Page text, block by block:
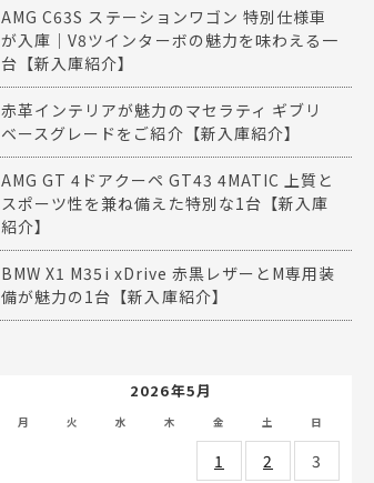
AMG C63S ステーションワゴン 特別仕様車
が入庫｜V8ツインターボの魅力を味わえる一
台【新入庫紹介】
赤革インテリアが魅力のマセラティ ギブリ
ベースグレードをご紹介【新入庫紹介】
AMG GT 4ドアクーペ GT43 4MATIC 上質と
スポーツ性を兼ね備えた特別な1台【新入庫
紹介】
BMW X1 M35i xDrive 赤黒レザーとM専用装
備が魅力の1台【新入庫紹介】
2026年5月
月 火 水 木 金 土 日
1 2
3